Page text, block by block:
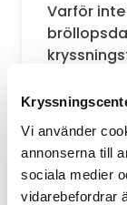
Vi använder
annonserna till
sociala medier
vidarebefordrar
Varför
på en och
du kan
Läs mer
: De 5